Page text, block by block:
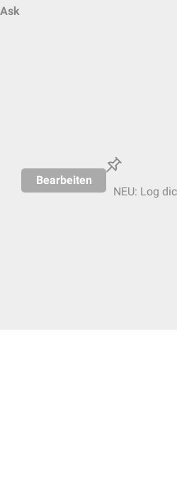
Ask
Bearbeiten
NEU: Log